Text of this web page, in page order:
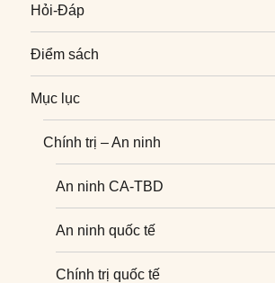
Hỏi-Đáp
Điểm sách
Mục lục
Chính trị – An ninh
An ninh CA-TBD
An ninh quốc tế
Chính trị quốc tế